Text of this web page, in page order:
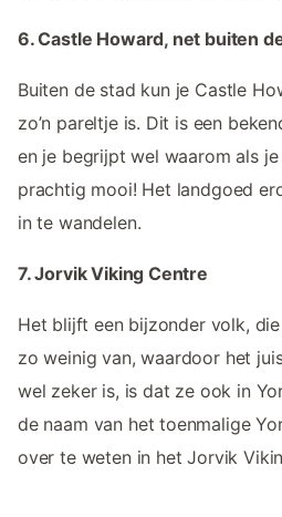
6. Castle Howard, net buiten
Buiten de stad kun je Castle
zo’n pareltje is. Dit is een
en je begrijpt wel waarom als
prachtig mooi! Het landgoed
in te wandelen.
7. Jorvik Viking Centre
Het blijft een bijzonder volk,
zo weinig van, waardoor het
wel zeker is, is dat ze ook in
de naam van het toenmalige
over te weten in het Jorvik